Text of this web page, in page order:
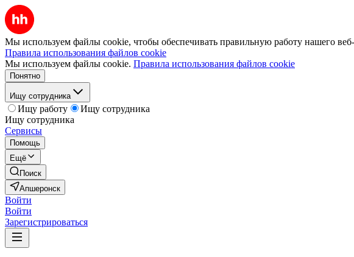
Мы используем файлы cookie, чтобы обеспечивать правильную работу нашего веб-
Правила использования файлов cookie
Мы используем файлы cookie. Правила использования файлов cookie
Понятно
Ищу сотрудника
Ищу работу
Ищу сотрудника
Ищу сотрудника
Сервисы
Помощь
Ещё
Поиск
Апшеронск
Войти
Войти
Зарегистрироваться